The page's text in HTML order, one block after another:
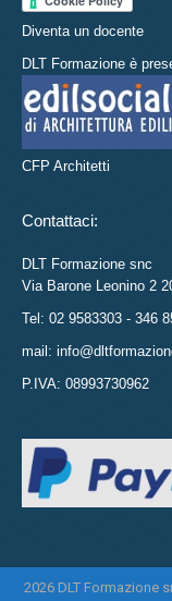
Diventa un docente
DLT Formazione è
CFP Architetti
Contattaci:
DLT Formazione snc
Via Barone Leonino 2
Tel: 02 9583303 - 346
mail:
P.IVA: 08993730962
2026 DLT Formazione